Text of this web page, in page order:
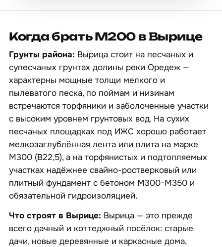
Когда брать М200 в Вырице
Грунты района: Вырица стоит на песчаных и
супесчаных грунтах долины реки Оредеж —
характерны мощные толщи мелкого и
пылеватого песка, по поймам и низинам
встречаются торфяники и заболоченные участки
с высоким уровнем грунтовых вод. На сухих
песчаных площадках под ИЖС хорошо работает
мелкозаглублённая лента или плита на марке
М300 (B22,5), а на торфянистых и подтопляемых
участках надёжнее свайно-ростверковый или
плитный фундамент с бетоном М300-М350 и
обязательной гидроизоляцией.
Что строят в Вырице: Вырица — это прежде
всего дачный и коттеджный посёлок: старые
дачи, новые деревянные и каркасные дома,